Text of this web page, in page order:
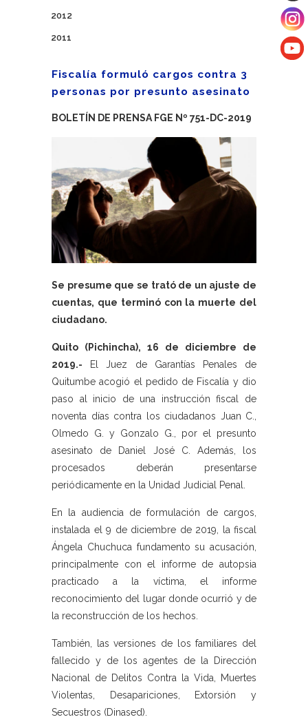
2012
2011
Fiscalía formuló cargos contra 3
personas por presunto asesinato
BOLETÍN DE PRENSA FGE Nº 751-DC-2019
Se presume que se trató de un ajuste de
cuentas, que terminó con la muerte del
ciudadano.
Quito (Pichincha), 16 de diciembre de
2019.- El Juez de Garantías Penales de
Quitumbe acogió el pedido de Fiscalía y dio
paso al inicio de una instrucción fiscal de
noventa días contra los ciudadanos Juan C.,
Olmedo G. y Gonzalo G., por el presunto
asesinato de Daniel José C. Además, los
procesados deberán presentarse
periódicamente en la Unidad Judicial Penal.
En la audiencia de formulación de cargos,
instalada el 9 de diciembre de 2019, la fiscal
Ángela Chuchuca fundamento su acusación,
principalmente con el informe de autopsia
practicado a la víctima, el informe
reconocimiento del lugar donde ocurrió y de
la reconstrucción de los hechos.
También, las versiones de los familiares del
fallecido y de los agentes de la Dirección
Nacional de Delitos Contra la Vida, Muertes
Violentas, Desapariciones, Extorsión y
Secuestros (Dinased).